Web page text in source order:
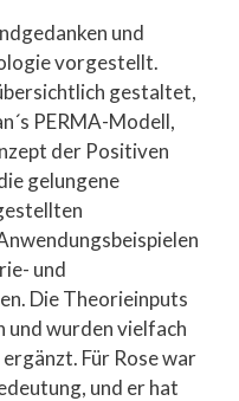
und
vorgestellt.
gestaltet,
PERMA-Modell,
der Positiven
gelungene
und
Die Theorieinputs
und wurden vielfach
Für Rose war
und er hat